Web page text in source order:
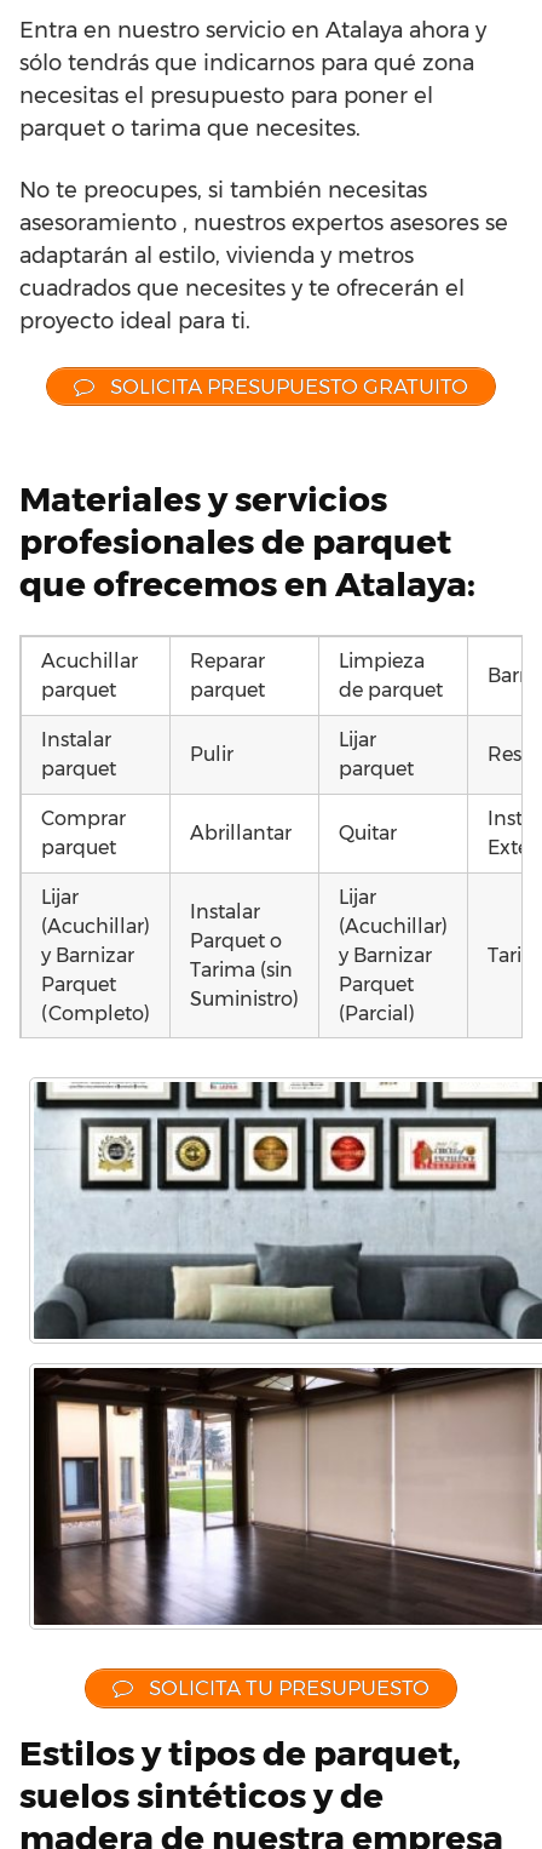
Entra en nuestro servicio en Atalaya ahora y
sólo tendrás que indicarnos para qué zona
necesitas el presupuesto para poner el
parquet o tarima que necesites.
No te preocupes, si también necesitas
asesoramiento , nuestros expertos asesores se
adaptarán al estilo, vivienda y metros
cuadrados que necesites y te ofrecerán el
proyecto ideal para ti.
SOLICITA PRESUPUESTO GRATUITO
Materiales y servicios
profesionales de parquet
que ofrecemos en Atalaya:
Acuchillar
parquet
Reparar
parquet
Limpieza
de parquet
Instalar
parquet
Pulir
Lijar
parquet
Comprar
parquet
Abrillantar Quitar
Lijar
(Acuchillar)
y Barnizar
Parquet
(Completo)
Instalar
Parquet o
Tarima (sin
Suministro)
Lijar
(Acuchillar)
y Barnizar
Parquet
(Parcial)
parquet o
Tarima
Local
Comercial
parquet o
Tarima
Vivienda
(Completa)
parquet o
Tarima
Vivienda
(Parcial)
Otros
SOLICITA TU PRESUPUESTO
Estilos y tipos de parquet,
suelos sintéticos y de
madera de nuestra empresa